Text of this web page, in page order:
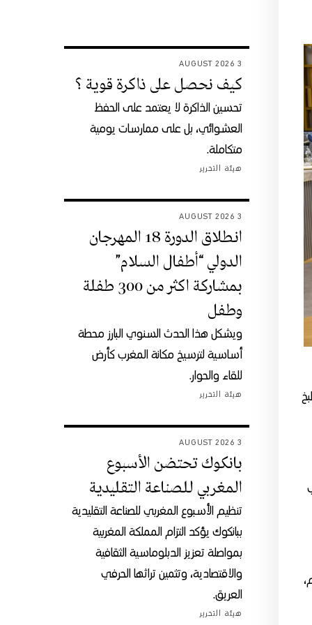
3 AUGUST 2026
كيف نحصل على ذاكرة قوية ؟
تحسين الذاكرة لا يعتمد على الحفظ
العشوائي، بل على ممارسات يومية
متكاملة.
هيئة التحرير
3 AUGUST 2026
انطلاق الدورة 18 المهرجان
الدولي “أطفال السلام”
بمشاركة اكثر من 300 طفلة
وطفل
ويشكل هذا الحدث السنوي البارز محطة
أساسية لترسيخ مكانة المغرب كأرض
للقاء والحوار.
هيئة التحرير
3 AUGUST 2026
بانكوك تحتضن الأسبوع
المغربي للصناعة التقليدية
تنظيم الأسبوع المغربي للصناعة التقليدية
ببانكوك يؤكد التزام المملكة المغربية
بمواصلة تعزيز الدبلوماسية الثقافية
والاقتصادية، وتثمين تراثها الحرفي
العريق.
هيئة التحرير